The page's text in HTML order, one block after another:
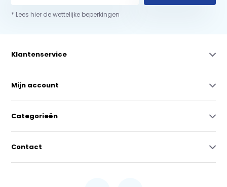
* Lees hier de wettelijke beperkingen
Klantenservice
Mijn account
Categorieën
Contact